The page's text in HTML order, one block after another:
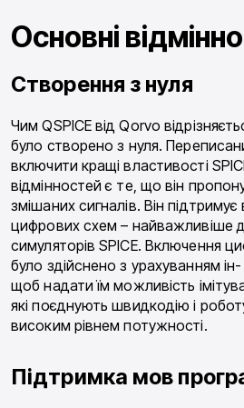
Основні
Створення з нуля
Чим QSPICE від Qorvo
було створено з нуля.
включити кращі властивості
відмінностей є те, що він
змішаних сигналів. Він підтримує
цифрових схем – найважливіше
симуляторів SPICE. Включення
було здійснено з урахуванням
щоб надати їм можливість
які поєднують швидкодію і
високим рівнем потужності.
Підтримка мов